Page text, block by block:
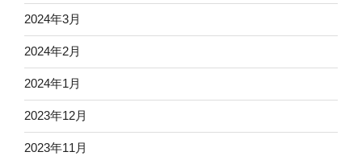
2024年3月
2024年2月
2024年1月
2023年12月
2023年11月